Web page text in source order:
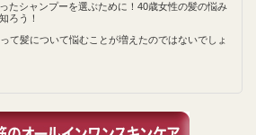
たシャンプーを選ぶために！40歳女性の髪の悩み
ろう！
て髪について悩むことが増えたのではないでしょ